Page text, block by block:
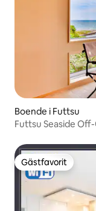
Boende i Futtsu
Futtsu Seaside
Gästfavorit
Gästfavorit